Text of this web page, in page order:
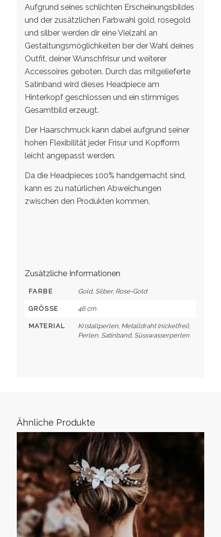
Aufgrund seines schlichten Erscheinungsbildes
und der zusätzlichen Farbwahl gold, rosegold
und silber werden dir eine Vielzahl an
Gestaltungsmöglichkeiten ber der Wahl deines
Outfit, deiner Wunschfrisur und weiterer
Accessoires geboten. Durch das mitgelieferte
Satinband wird dieses Headpiece am
Hinterkopf geschlossen und ein stimmiges
Gesamtbild erzeugt.
Der Haarschmuck kann dabei aufgrund seiner
hohen Flexibilität jeder Frisur und Kopfform
leicht angepasst werden.
Da die Headpieces 100% handgemacht sind,
kann es zu natürlichen Abweichungen
zwischen den Produkten kommen.
Zusätzliche Informationen
FARBE Gold, Silber, Rose-Gold
GRÖSSE 46 cm
MATERIAL
Kristallperlen, Metalldraht (nickelfrei),
Perlen, Satinband, Süsswasserperlen
Ähnliche Produkte